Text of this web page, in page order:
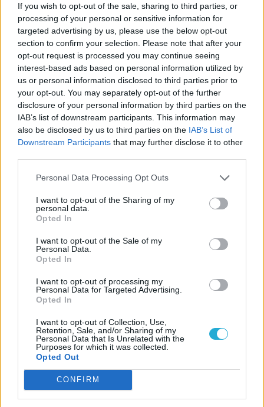
If you wish to opt-out of the sale, sharing to third parties, or
processing of your personal or sensitive information for
targeted advertising by us, please use the below opt-out
section to confirm your selection. Please note that after your
opt-out request is processed you may continue seeing
interest-based ads based on personal information utilized by
us or personal information disclosed to third parties prior to
your opt-out. You may separately opt-out of the further
disclosure of your personal information by third parties on the
IAB’s list of downstream participants. This information may
also be disclosed by us to third parties on the IAB’s List of
Downstream Participants that may further disclose it to other
Personal Data Processing Opt Outs
I want to opt-out of the Sharing of my
personal data.
Opted In
I want to opt-out of the Sale of my
Personal Data.
Opted In
I want to opt-out of processing my
Personal Data for Targeted Advertising.
Opted In
I want to opt-out of Collection, Use,
Retention, Sale, and/or Sharing of my
Personal Data that Is Unrelated with the
Purposes for which it was collected.
Opted Out
CONFIRM
LITURGIA DELLA PAROLA
ISCRIVITI ALLA NEWSLETTER
Nome
Email
Progetti
Procedendo accetti la privacy policy